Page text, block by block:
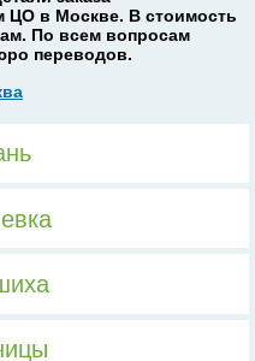
ЦО в Москве. В стоимость
По всем вопросам
переводов.